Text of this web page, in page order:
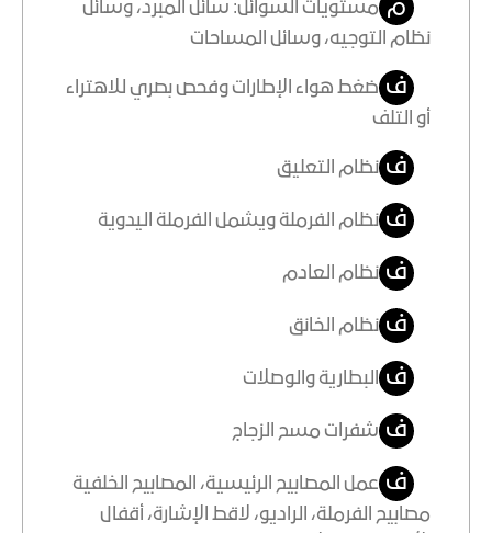
م مستويات السوائل: سائل المبرد، وسائل
نظام التوجيه، وسائل المساحات
ف ضغط هواء الإطارات وفحص بصري للاهتراء
أو التلف
ف نظام التعليق
ف نظام الفرملة ويشمل الفرملة اليدوية
ف نظام العادم
ف نظام الخانق
ف البطارية والوصلات
ف شفرات مسح الزجاج
ف عمل المصابيح الرئيسية، المصابيح الخلفية
مصابيح الفرملة، الراديو، لاقط الإشارة، أقفال